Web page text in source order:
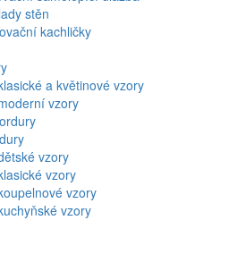
stěn
kachličky
a květinové vzory
vzory
vzory
vzory
vzory
vzory